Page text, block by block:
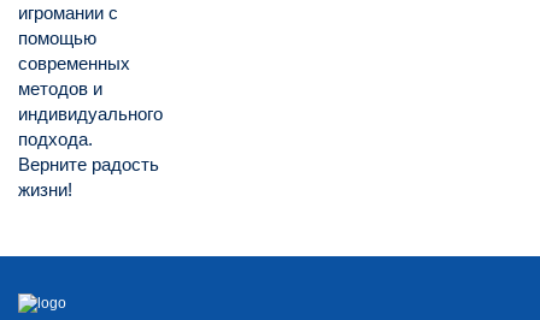
игромании с
помощью
современных
методов и
индивидуального
подхода.
Верните радость
жизни!